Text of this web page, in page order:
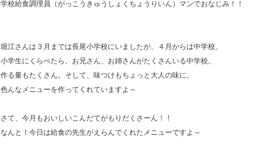
学校給食調理員（がっこうきゅうしょくちょうりいん）マンでおなじみ！！
堀江さんは３月までは長尾小学校にいましたが、４月からは中学校。
小学生にくらべたら、お兄さん、お姉さんがたくさんいる中学校。
作る量もたくさん。そして、味つけもちょっと大人の味に。
色んなメニューを作ってくれていますよ～
さて、今月もおいしいこんだてがもりだくさーん！！
なんと！今日は給食の先生がえらんでくれたメニューですよ～